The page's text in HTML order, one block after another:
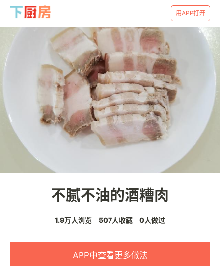
用APP打开
不腻不油的酒糟肉
1.9万人浏览 507人收藏 0人做过
APP中查看更多做法